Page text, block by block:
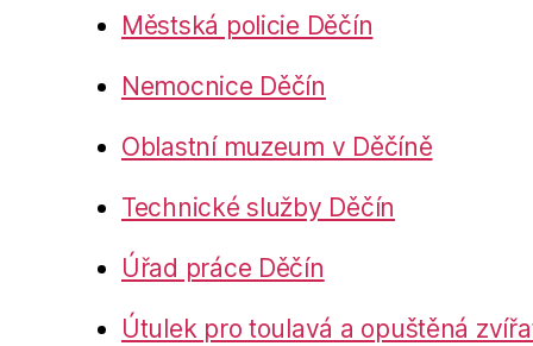
Městská policie Děčín
Nemocnice Děčín
Oblastní muzeum v Děčíně
Technické služby Děčín
Úřad práce Děčín
Útulek pro toulavá a opuštěná